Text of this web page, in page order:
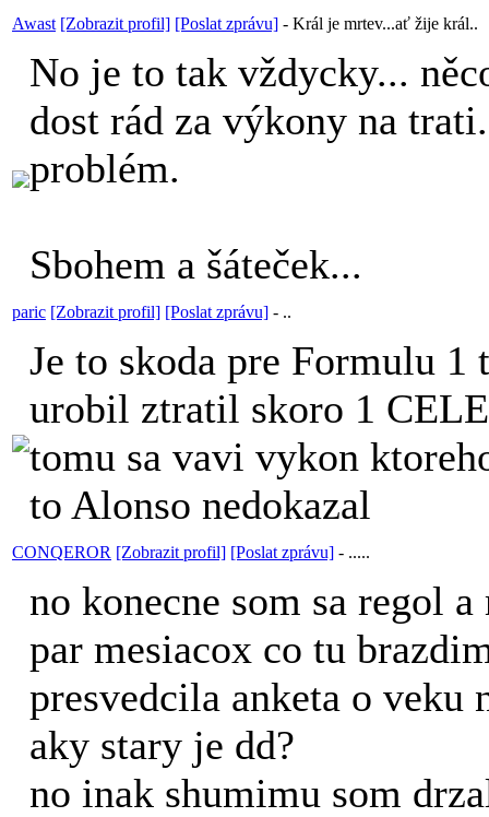
Awast [Zobrazit profil] [Poslat zprávu] - Král je mrtev...ať žije král..
No je to tak vždycky...
dost rád za výkony na
problém.
Sbohem a šáteček...
paric [Zobrazit profil] [Poslat zprávu] - ..
Je to skoda pre Formulu 1
urobil ztratil skoro 1
tomu sa vavi vykon
to Alonso nedokazal
CONQEROR [Zobrazit profil] [Poslat zprávu] - .....
no konecne som sa regol
par mesiacox co tu
presvedcila anketa o veku
aky stary je dd?
no inak shumimu som